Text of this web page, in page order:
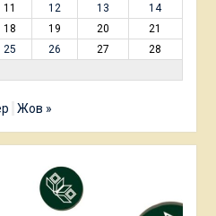
11 12 13
14
18 19 20
21
25 26 27
28
Жов »